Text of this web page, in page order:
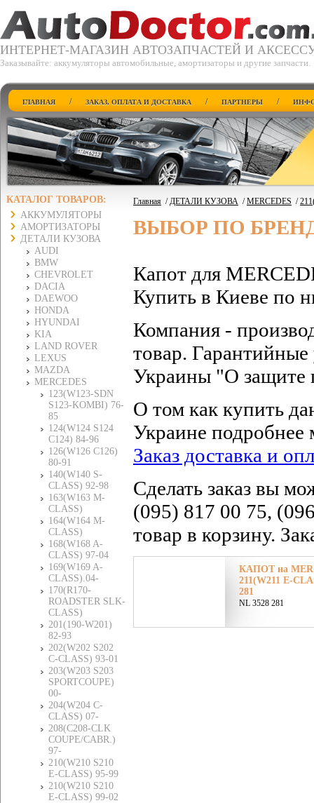
ИНТЕРНЕТ-МАГАЗИН АВТОЗАПЧАСТЕЙ И
Заказывайте: аккумуляторы автомобильные, амортизаторы и другие запчасти.
ГЛАВНАЯ / ЗАКАЗ, ОПЛАТА И ДОСТАВКА / ПАРТНЕРЫ /
КАТАЛОГ ТОВАРОВ:
АККУМУЛЯТОРЫ
АМОРТИЗАТОРЫ
ДЕТАЛИ КУЗОВА
AUDI
BMW
CHEVROLET
DACIA
DAEWOO
HONDA
HYUNDAI
KIA
LAND ROVER
LEXUS
MAZDA
MERCEDES
123(W123-SDN
S123-KOMBI) 76-
85
124(W124 S124
C124) 84-96
126(W126 C126)
80-91
140(W140 S-
CLASS) 92-98
163(W163 M-
CLASS)
164(W164 M-
CLASS)
168(W168 A-
CLASS) 97-04
169(W169 A-
CLASS).04-
170(R170-
ROADSTER SLK-
CLASS)
201(190-W201)
82-93
202(W202 S202
C-CLASS) 93-01
203(W203 S203
SPORTCOUPE)
00-
204(W204 C-
CLASS) 07-
208(C208-CLK
COUPE/CABR.)
97-
210(W210 S210
E-CLASS) 95-99
210(W210 S210
E-CLASS) 99-02
Главная /ДЕТАЛИ КУЗОВА /MERCEDES /
ВЫБОР ПО
Капот для
Купить в Киеве по
Компания -
товар. Гарантийные
Украины "О защите
О том как купить
Украине подробнее
Заказ доставка и
Сделать заказ вы
(095) 817 00 75,
товар в корзину.
КАПОТ на
211(W211 E-
281
NL 3528 281